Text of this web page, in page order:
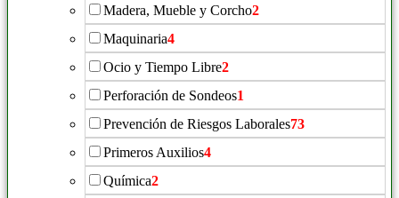
Madera, Mueble y Corcho2
Maquinaria4
Ocio y Tiempo Libre2
Perforación de Sondeos1
Prevención de Riesgos Laborales73
Primeros Auxilios4
Química2